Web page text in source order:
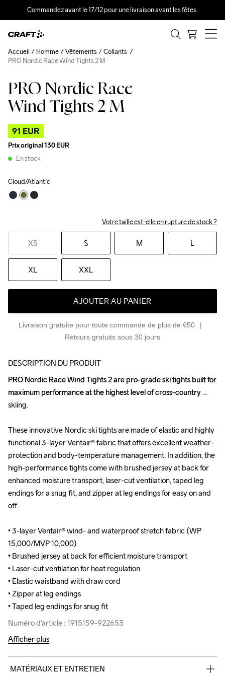
Commandez avant le 17/12 pour une livraison avant les fêtes.
PRO Nordic Race
Wind Tights 2 M
91 EUR
Prix original130 EUR
En stock
Cloud/Atlantic
Votre taille est-elle en rupture de stock ?
XS S M L
XL XXL
AJOUTER AU PANIER
Livraison gratuite pour toute commande de plus de €50
Retours gratuits sous 30 jours
Accueil Homme Vêtements
Collants
PRO Nordic Race Wind Tights 2 M
Outlet
DESCRIPTION DU PRODUIT
PRO Nordic Race Wind Tights 2 are pro-grade ski tights built for
maximum performance at the highest level of cross-country
skiing.
These innovative Nordic ski tights are made of elastic and highly
functional 3-layer Ventair® fabric that offers excellent weather-
protection and body-temperature management. In addition, the
high-performance tights come with brushed jersey at back for
enhanced moisture transport, laser-cut ventilation, taped leg
endings for a snug fit, and zipper at leg endings for easy on and
off.
• 3-layer Ventair® wind- and waterproof stretch fabric (WP
15,000/MVP 10,000)
• Brushed jersey at back for efficient moisture transport
• Laser-cut ventilation for heat regulation
• Elastic waistband with draw cord
• Zipper at leg endings
• Taped leg endings for snug fit
Numéro d'article : 1915159-922653
PRO Nordic Race Wind Tights 2 are pro-grade ski tights built for
maximum performance at the highest level of cross-country
skiing.
These innovative Nordic ski tights are made of elastic and highly
functional 3-layer Ventair® fabric that offers excellent weather-
protection and body-temperature management. In addition, the
high-performance tights come with brushed jersey at back for
enhanced moisture transport, laser-cut ventilation, taped leg
endings for a snug fit, and zipper at leg endings for easy on and
off.
• 3-layer Ventair® wind- and waterproof stretch fabric (WP
15,000/MVP 10,000)
• Brushed jersey at back for efficient moisture transport
• Laser-cut ventilation for heat regulation
• Elastic waistband with draw cord
• Zipper at leg endings
• Taped leg endings for snug fit
Numéro d'article : 1915159-922653
Afficher plus
MATÉRIAUX ET ENTRETIEN